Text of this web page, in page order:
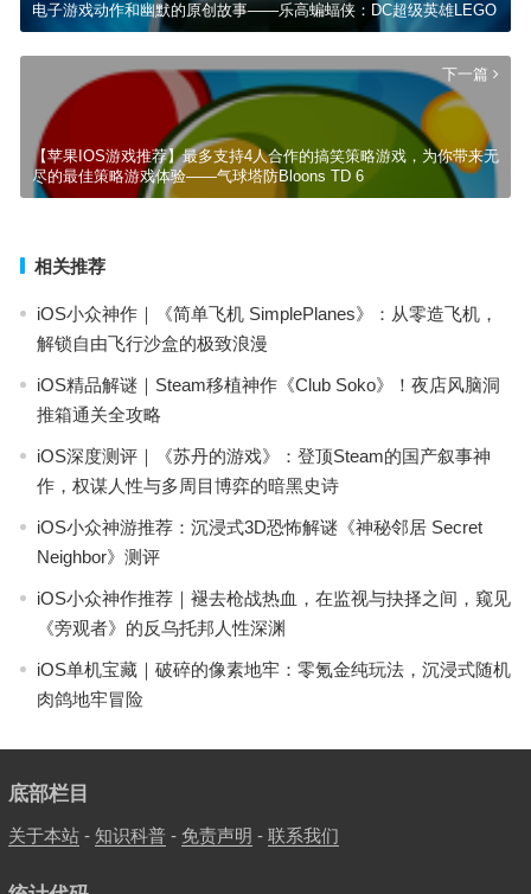
电子游戏动作和幽默的原创故事——乐高蝙蝠侠：DC超级英雄LEGO
下一篇
【苹果IOS游戏推荐】最多支持4人合作的搞笑策略游戏，为你带来无
尽的最佳策略游戏体验——气球塔防Bloons TD 6
相关推荐
iOS小众神作｜《简单飞机 SimplePlanes》：从零造飞机，
解锁自由飞行沙盒的极致浪漫
iOS精品解谜｜Steam移植神作《Club Soko》！夜店风脑洞
推箱通关全攻略
iOS深度测评｜《苏丹的游戏》：登顶Steam的国产叙事神
作，权谋人性与多周目博弈的暗黑史诗
iOS小众神游推荐：沉浸式3D恐怖解谜《神秘邻居 Secret
Neighbor》测评
iOS小众神作推荐｜褪去枪战热血，在监视与抉择之间，窥见
《旁观者》的反乌托邦人性深渊
iOS单机宝藏｜破碎的像素地牢：零氪金纯玩法，沉浸式随机
肉鸽地牢冒险
底部栏目
关于本站- 知识科普- 免责声明 - 联系我们